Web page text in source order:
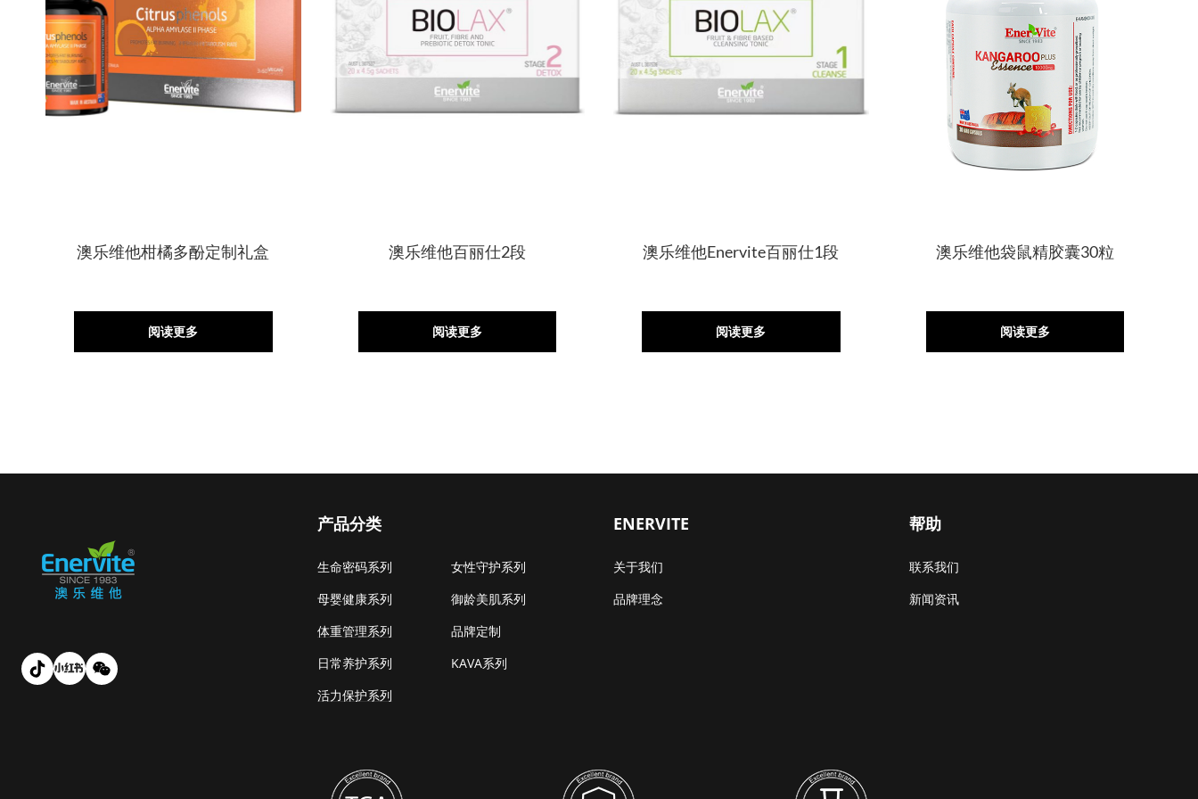
澳乐维他柑橘多酚定制礼盒
阅读更多
澳乐维他百丽仕2段
阅读更多
澳乐维他Enervite百丽仕1段
阅读更多
澳乐维他袋鼠精胶囊30粒
阅读更多
产品分类
生命密码系列
母婴健康系列
体重管理系列
日常养护系列
活力保护系列
女性守护系列
御龄美肌系列
品牌定制
KAVA系列
ENERVITE
关于我们
品牌理念
帮助
联系我们
新闻资讯